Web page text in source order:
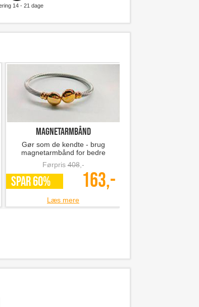
14 - 21 dage
Magnetarmbånd
Gør som de kendte - brug
magnetarmbånd for bedre
helbred!
Førpris408,-
SPAR 60% 163,-
Læs mere